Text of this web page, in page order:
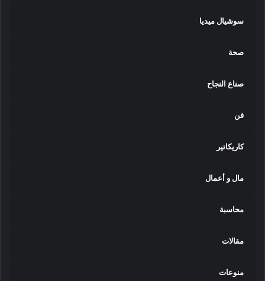
سوشيال ميديا
صحة
صناع النجاح
فن
كاريكاتير
مال و أعمال
محاسبة
مقالات
منوعات